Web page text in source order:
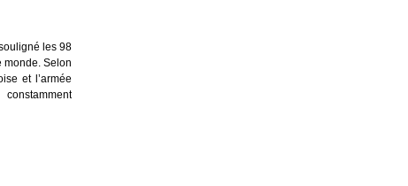
les 98
monde. Selon
et l’armée